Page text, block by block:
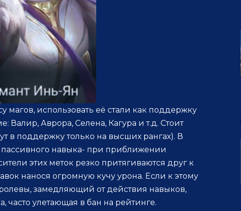
магов, использовать её стали как поддержку
Валир, Аврора, Селена, Кагура и т.д. Стоит
в поддержку только на высших рангах). В
навыка- при приближении
этих меток резко притягиваются друг к
нанося огромную кучу урона. Если к этому
замедляющий от действия навыков,
часто улетающая в бан на рейтинге.